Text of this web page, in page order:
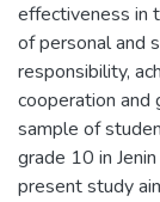
effectiveness in
of personal and
responsibility,
cooperation
sample of
grade 10 in
present study